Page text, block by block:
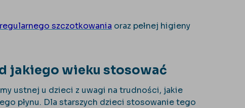
regularnego szczotkowania oraz pełnej higieny
jakiego wieku stosować
ustnej u dzieci z uwagi na trudności, jakie
płynu. Dla starszych dzieci stosowanie tego